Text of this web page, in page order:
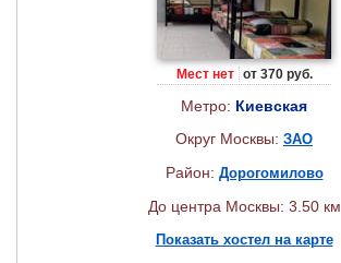
Мест нет от 370 руб.
Метро: Киевская
Округ Москвы: ЗАО
Район: Дорогомилово
До центра Москвы: 3.50 км
Показать хостел на карте